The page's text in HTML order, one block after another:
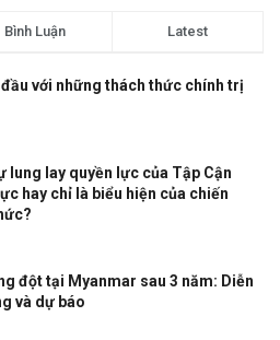
Bình Luận Latest
với những thách thức chính trị
lung lay quyền lực của Tập Cận
hay chỉ là biểu hiện của chiến
đột tại Myanmar sau 3 năm: Diễn
và dự báo